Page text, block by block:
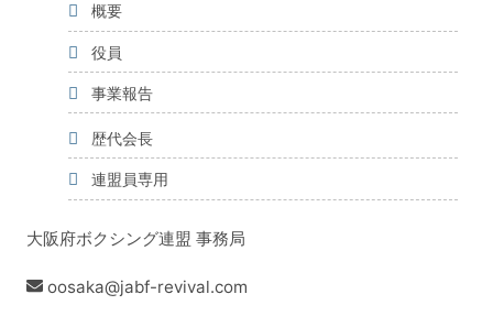
概要
役員
事業報告
歴代会長
連盟員専用
大阪府ボクシング連盟 事務局
oosaka@jabf-revival.com